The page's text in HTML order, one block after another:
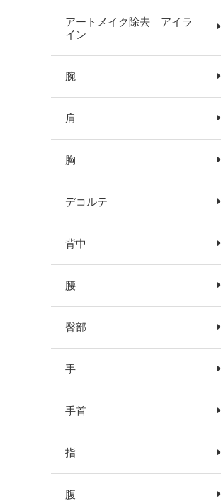
アートメイク除去 アイラ
イン
腕
肩
胸
デコルテ
背中
腰
臀部
手
手首
指
腹